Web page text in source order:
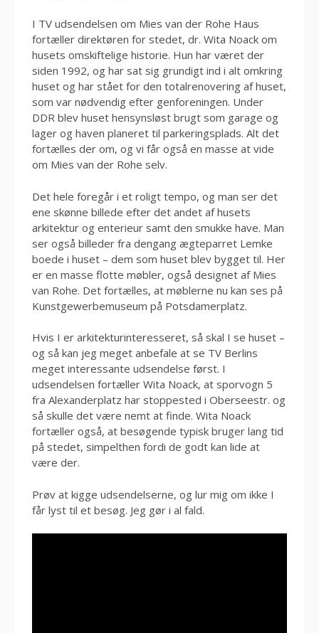
I TV udsendelsen om Mies van der Rohe Haus
fortæller direktøren for stedet, dr. Wita Noack om
husets omskiftelige historie. Hun har været der
siden 1992, og har sat sig grundigt ind i alt omkring
huset og har stået for den totalrenovering af huset,
som var nødvendig efter genforeningen. Under
DDR blev huset hensynsløst brugt som garage og
lager og haven planeret til parkeringsplads. Alt det
fortælles der om, og vi får også en masse at vide
om Mies van der Rohe selv.
Det hele foregår i et roligt tempo, og man ser det
ene skønne billede efter det andet af husets
arkitektur og enterieur samt den smukke have. Man
ser også billeder fra dengang ægteparret Lemke
boede i huset – dem som huset blev bygget til. Her
er en masse flotte møbler, også designet af Mies
van Rohe. Det fortælles, at møblerne nu kan ses på
Kunstgewerbemuseum på Potsdamerplatz.
Hvis I er arkitekturinteresseret, så skal I se huset –
og så kan jeg meget anbefale at se TV Berlins
meget interessante udsendelse først. I
udsendelsen fortæller Wita Noack, at sporvogn 5
fra Alexanderplatz har stoppested i Oberseestr. og
så skulle det være nemt at finde. Wita Noack
fortæller også, at besøgende typisk bruger lang tid
på stedet, simpelthen fordi de godt kan lide at
være der.
Prøv at kigge udsendelserne, og lur mig om ikke I
får lyst til et besøg. Jeg gør i al fald.